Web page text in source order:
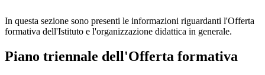
In questa sezione sono presenti le informazioni riguardanti l'Offerta
formativa dell'Istituto e l'organizzazione didattica in generale.
Piano triennale dell'Offerta formativa